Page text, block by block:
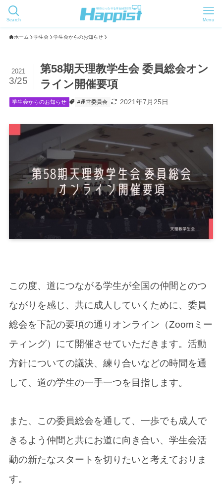
Search Menu
ホーム 学生会 学生会からのお知らせ
第58期天理教学生会 委員総会オン
ライン開催要項
2021
3/25
学生会からのお知らせ #運営委員会 2021年7月25日
この度、道につながる学生が全国の仲間とのつ
ながりを感じ、共に成人していくために、委員
総会を下記の要項の通りオンライン（Zoomミー
ティング）にて開催させていただきます。活動
方針についての議決、練り合いなどの時間を通
して、道の学生の一手一つを目指します。
また、この委員総会を通して、一歩でも成人で
きるよう仲間と共にお道に向き合い、学生会活
動の新たなスタートを切りたいと考えておりま
す。